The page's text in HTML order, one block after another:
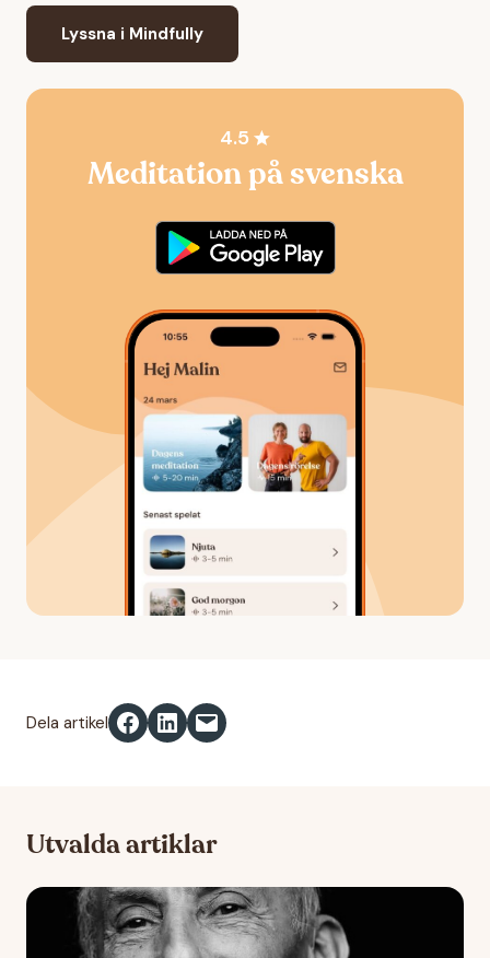
Lyssna i Mindfully
Meditation på svenska
4.5
Dela artikel Dela på Facebook
Dela på LinkedIn
Skicka denna sida med e-post
Utvalda artiklar